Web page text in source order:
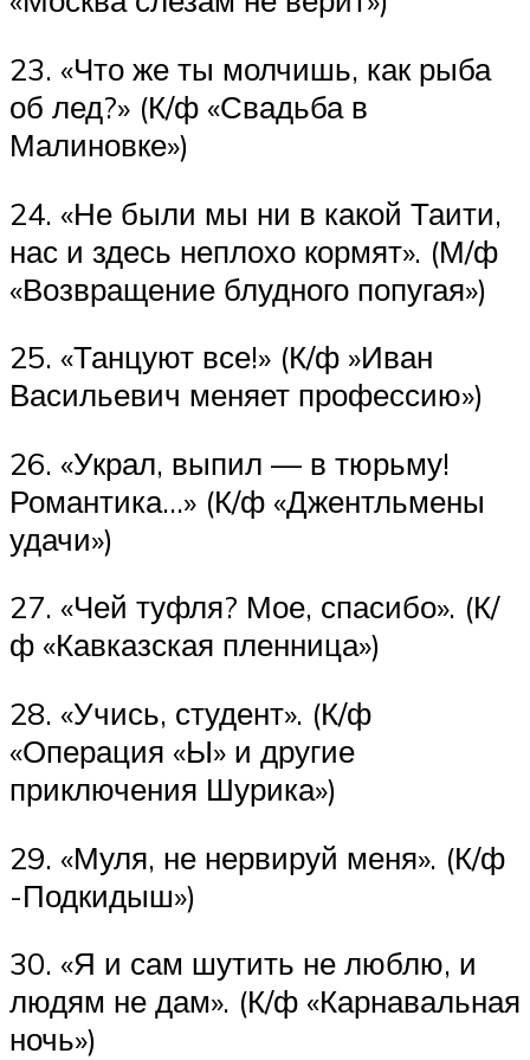
23. «Что же ты молчишь, как рыба
об лед?» (К/ф «Свадьба в
Малиновке»)
24. «Не были мы ни в какой Таити,
нас и здесь неплохо кормят». (М/ф
«Возвращение блудного попугая»)
25. «Танцуют все!» (К/ф »Иван
Васильевич меняет профессию»)
26. «Украл, выпил — в тюрьму!
Романтика…» (К/ф «Джентльмены
удачи»)
27. «Чей туфля? Мое, спасибо». (К/
ф «Кавказская пленница»)
28. «Учись, студент». (К/ф
«Операция «Ы» и другие
приключения Шурика»)
29. «Муля, не нервируй меня». (К/ф
-Подкидыш»)
30. «Я и сам шутить не люблю, и
людям не дам». (К/ф «Карнавальная
ночь»)